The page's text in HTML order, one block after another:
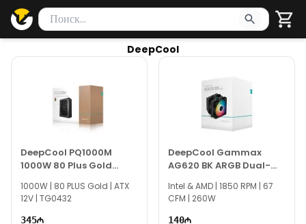
Поиск товаров
Введите минимум 2 символа для поиска. Нажмите Enter
DeepCool
DeepCool PQ1000M
1000W 80 Plus Gold
Power Supply
1000W | 80 PLUS Gold | ATX
12V | TG0432
345
DeepCool Gammax
AG620 BK ARGB Dual-
Tower CPU Cooler
Intel & AMD | 1850 RPM | 67
CFM | 260W
140